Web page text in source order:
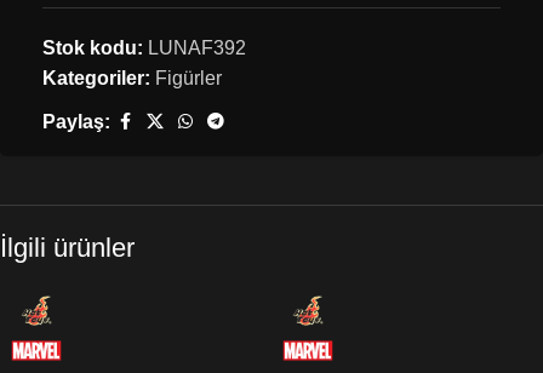
Stok kodu: LUNAF392
Kategoriler: Figürler
Paylaş:
İlgili ürünler